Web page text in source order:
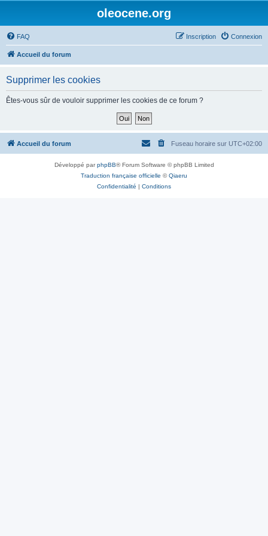
oleocene.org
FAQ Connexion
Inscription
Accueil du forum
Supprimer les cookies
Êtes-vous sûr de vouloir supprimer les cookies de ce forum ?
Accueil du forum Fuseau horaire sur UTC+02:00
Développé parphpBB® Forum Software © phpBB Limited
Traduction française officielle ©Qiaeru
Confidentialité | Conditions